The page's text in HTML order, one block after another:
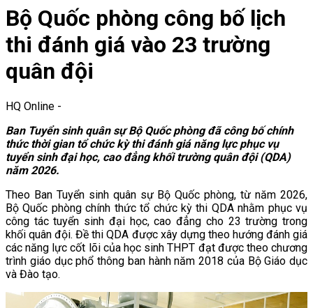
Bộ Quốc phòng công bố lịch
thi đánh giá vào 23 trường
quân đội
HQ Online -
Ban Tuyển sinh quân sự Bộ Quốc phòng đã công bố chính
thức thời gian tổ chức kỳ thi đánh giá năng lực phục vụ
tuyển sinh đại học, cao đẳng khối trường quân đội (QDA)
năm 2026.
Theo Ban Tuyển sinh quân sự Bộ Quốc phòng, từ năm 2026,
Bộ Quốc phòng chính thức tổ chức kỳ thi QDA nhằm phục vụ
công tác tuyển sinh đại học, cao đẳng cho 23 trường trong
khối quân đội. Đề thi QDA được xây dựng theo hướng đánh giá
các năng lực cốt lõi của học sinh THPT đạt được theo chương
trình giáo dục phổ thông ban hành năm 2018 của Bộ Giáo dục
và Đào tạo.